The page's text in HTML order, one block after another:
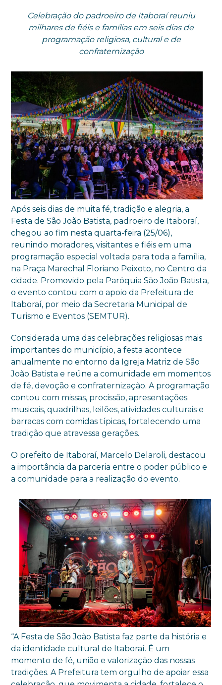
Celebração do padroeiro de Itaboraí reuniu
milhares de fiéis e famílias em seis dias de
programação religiosa, cultural e de
confraternização
Após seis dias de muita fé, tradição e alegria, a
Festa de São João Batista, padroeiro de Itaboraí,
chegou ao fim nesta quarta-feira (25/06),
reunindo moradores, visitantes e fiéis em uma
programação especial voltada para toda a família,
na Praça Marechal Floriano Peixoto, no Centro da
cidade. Promovido pela Paróquia São João Batista,
o evento contou com o apoio da Prefeitura de
Itaboraí, por meio da Secretaria Municipal de
Turismo e Eventos (SEMTUR).
Considerada uma das celebrações religiosas mais
importantes do município, a festa acontece
anualmente no entorno da Igreja Matriz de São
João Batista e reúne a comunidade em momentos
de fé, devoção e confraternização. A programação
contou com missas, procissão, apresentações
musicais, quadrilhas, leilões, atividades culturais e
barracas com comidas típicas, fortalecendo uma
tradição que atravessa gerações.
O prefeito de Itaboraí, Marcelo Delaroli, destacou
a importância da parceria entre o poder público e
a comunidade para a realização do evento.
“A Festa de São João Batista faz parte da história e
da identidade cultural de Itaboraí. É um
momento de fé, união e valorização das nossas
tradições. A Prefeitura tem orgulho de apoiar essa